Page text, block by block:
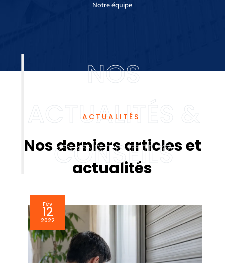
Notre équipe
ACTUALITÉS
Nos derniers articles et
actualités
Fév
12
2022